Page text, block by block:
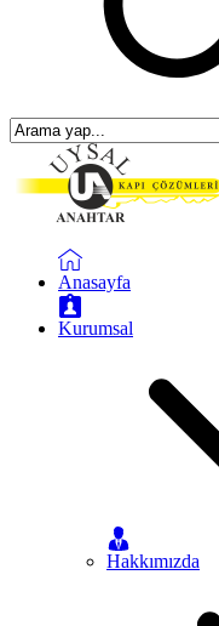
Anasayfa
Kurumsal
Hakkımızda